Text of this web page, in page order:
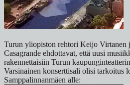
Turun yliopiston rehtori Keijo Virtanen
Casagrande ehdottavat, että uusi
rakennettaisiin Turun
Varsinainen konserttisali olisi tarkoitus
Samppalinnanmäen alle: